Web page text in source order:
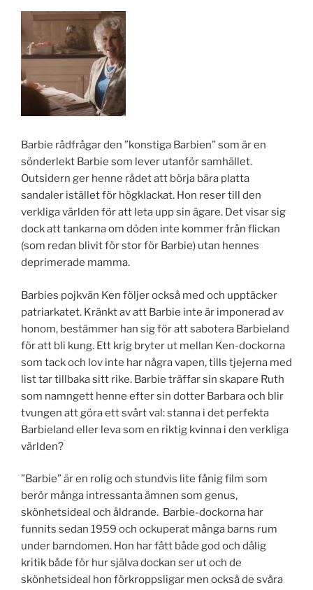
Barbie rådfrågar den ”konstiga Barbien” som är en
sönderlekt Barbie som lever utanför samhället.
Outsidern ger henne rådet att börja bära platta
sandaler istället för högklackat. Hon reser till den
verkliga världen för att leta upp sin ägare. Det visar sig
dock att tankarna om döden inte kommer från flickan
(som redan blivit för stor för Barbie) utan hennes
deprimerade mamma.
Barbies pojkvän Ken följer också med och upptäcker
patriarkatet. Kränkt av att Barbie inte är imponerad av
honom, bestämmer han sig för att sabotera Barbieland
för att bli kung. Ett krig bryter ut mellan Ken-dockorna
som tack och lov inte har några vapen, tills tjejerna med
list tar tillbaka sitt rike. Barbie träffar sin skapare Ruth
som namngett henne efter sin dotter Barbara och blir
tvungen att göra ett svårt val: stanna i det perfekta
Barbieland eller leva som en riktig kvinna i den verkliga
världen?
”Barbie” är en rolig och stundvis lite fånig film som
berör många intressanta ämnen som genus,
skönhetsideal och åldrande. Barbie-dockorna har
funnits sedan 1959 och ockuperat många barns rum
under barndomen. Hon har fått både god och dålig
kritik både för hur själva dockan ser ut och de
skönhetsideal hon förkroppsligar men också de svåra